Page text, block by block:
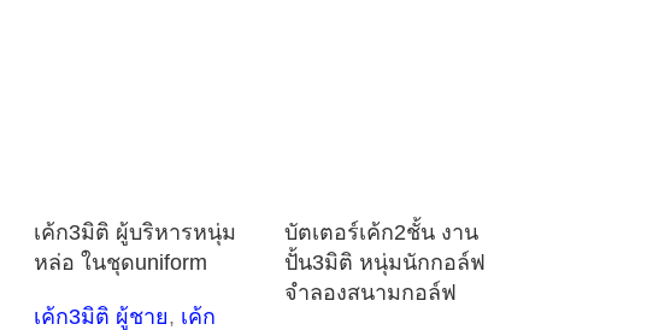
เค้ก3มิติ ผู้บริหารหนุ่ม
หล่อ ในชุดuniform
เค้ก3มิติ ผู้ชาย, เค้ก
บัตเตอร์เค้ก2ชั้น งาน
ปั้น3มิติ หนุ่มนักกอล์ฟ
จำลองสนามกอล์ฟ